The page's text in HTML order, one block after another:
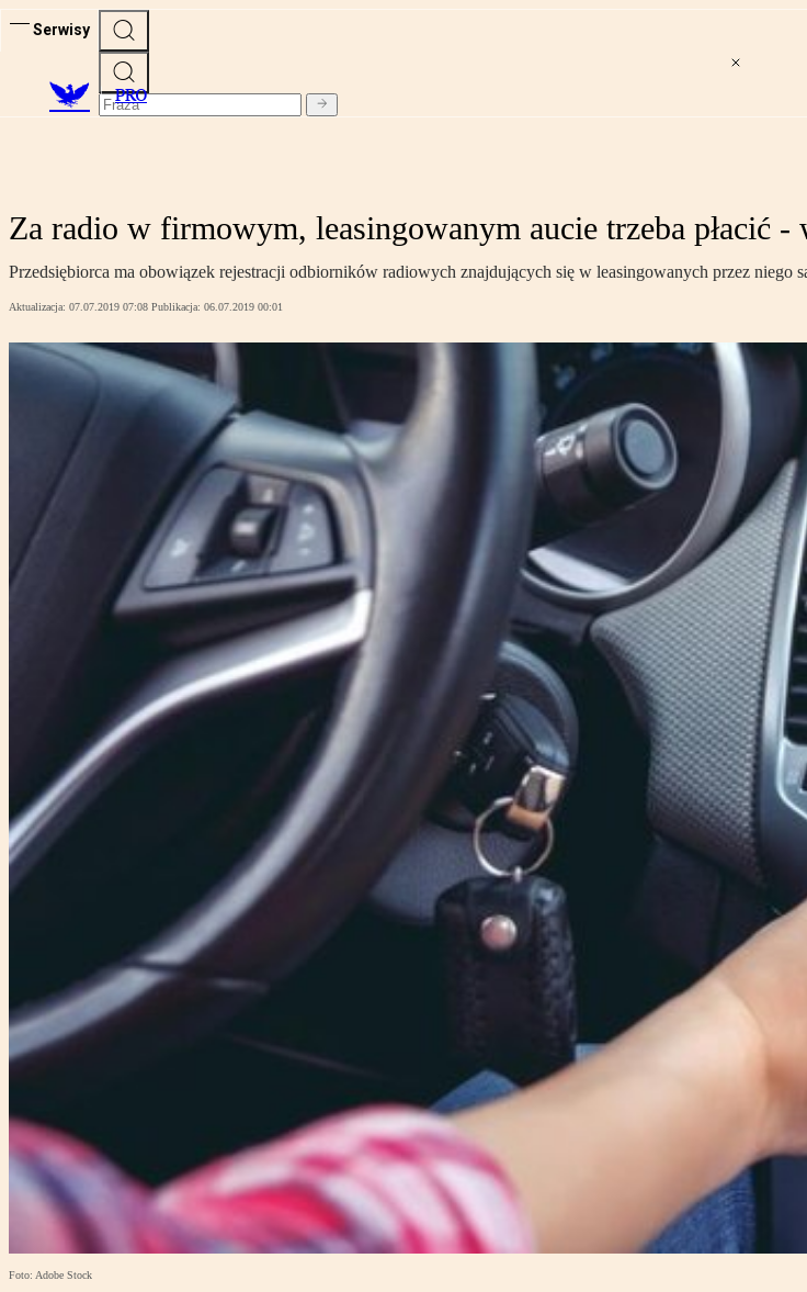
Serwisy
PRO
Za radio w firmowym, leasingowanym aucie trzeba płacić
Przedsiębiorca ma obowiązek rejestracji odbiorników radiowych znajdujących się w leasingowanych przez niego
Aktualizacja: 07.07.2019 07:08 Publikacja: 06.07.2019 00:01
Foto: Adobe Stock